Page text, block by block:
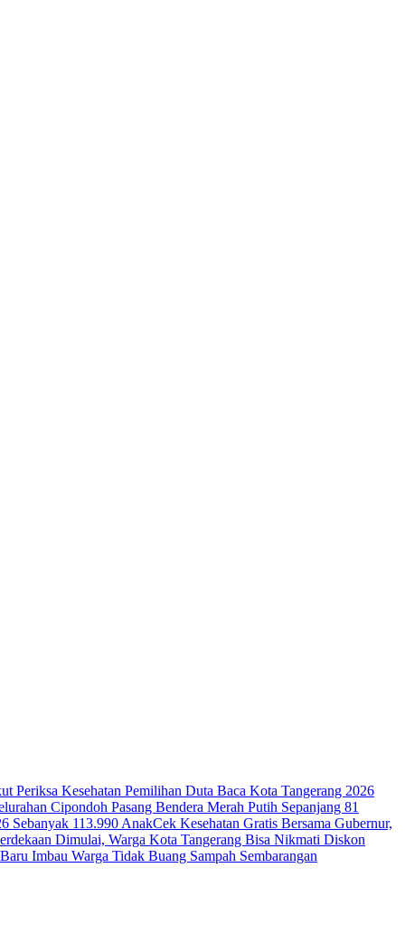
Periksa Kesehatan Pemilihan Duta Baca Kota Tangerang 2026
Cipondoh Pasang Bendera Merah Putih Sepanjang 81
Sebanyak 113.990 AnakCek Kesehatan Gratis Bersama Gubernur,
Dimulai, Warga Kota Tangerang Bisa Nikmati Diskon
Imbau Warga Tidak Buang Sampah Sembarangan